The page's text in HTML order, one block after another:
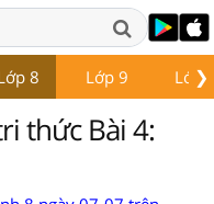
❯
8 Lớp 9 Lớp
thức Bài 4: